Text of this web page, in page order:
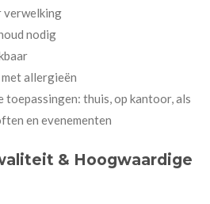
verwelking
nodig
allergieën
toepassingen: thuis, op kantoor, als
en evenementen
& Hoogwaardige